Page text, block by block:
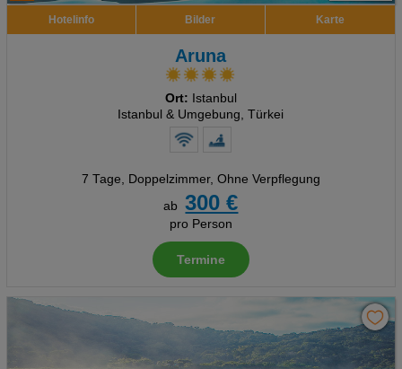
Hotelinfo Bilder Karte
Aruna
Ort: Istanbul
Istanbul & Umgebung, Türkei
7 Tage, Doppelzimmer, Ohne Verpflegung
ab
300 €
pro Person
Termine